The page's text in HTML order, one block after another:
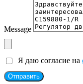
Message
Я даю согласие на
Отправить